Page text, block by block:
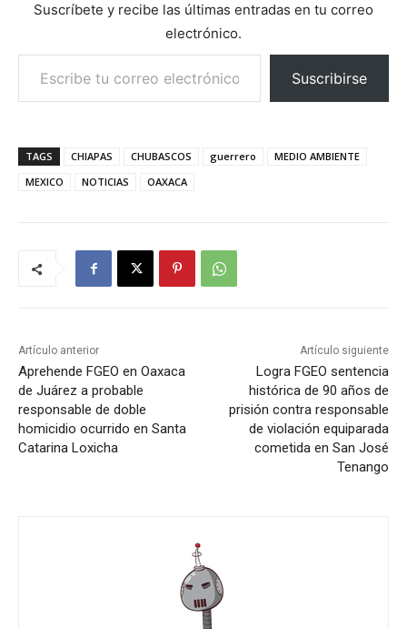
Suscríbete y recibe las últimas entradas en tu correo
electrónico.
Escribe tu correo electrónico…
Suscribirse
TAGS CHIAPAS CHUBASCOS guerrero
MEDIO AMBIENTE
MEXICO
NOTICIAS OAXACA
Artículo anterior
Aprehende FGEO en Oaxaca
de Juárez a probable
responsable de doble
homicidio ocurrido en Santa
Catarina Loxicha
Artículo siguiente
Logra FGEO sentencia
histórica de 90 años de
prisión contra responsable
de violación equiparada
cometida en San José
Tenango